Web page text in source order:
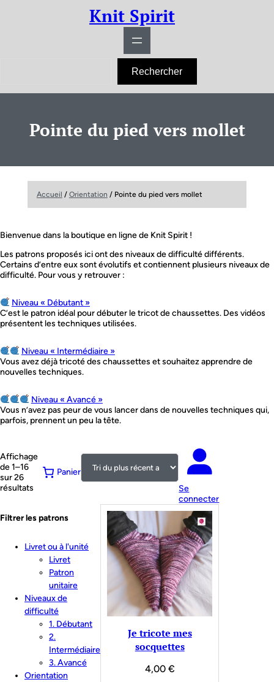
Knit Spirit
h
Rechercher
Pointe du pied vers mollet
Accueil / Orientation / Pointe du pied vers mollet
Bienvenue dans la boutique en ligne de Knit Spirit !
Les patrons proposés ici ont des niveaux de difficulté différents.
Certains d’entre eux sont évolutifs et contiennent plusieurs niveaux de
difficulté. Pour vous y retrouver :
Niveau « Débutant »
C’est le patron idéal pour débuter le tricot de chaussettes. Des vidéos
présentent les techniques utilisées.
Niveau « Intermédiaire »
Vous avez déjà tricoté des chaussettes et souhaitez apprendre de
nouvelles techniques.
Niveau « Avancé »
Vous n’avez pas peur de vous lancer dans de nouvelles techniques qui,
parfois, prennent un peu la tête.
Affichage
de 1–16
sur 26
résultats
récent
ancien
Panier
Se
connecter
Filtrer les patrons
Livret ou à l'unité
Livret
Patron
unitaire
Niveaux de
difficulté
1. Débutant
2.
Intermédiaire
3. Avancé
Orientation
Je tricote mes
socquettes
4,00 €